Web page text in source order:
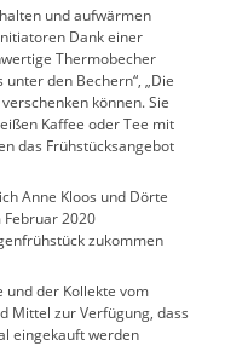
und aufwärmen
Dank einer
Thermobecher
den Bechern“, „Die
können. Sie
Kaffee oder Tee mit
das Frühstücksangebot
Anne Kloos und Dörte
Februar 2020
zukommen
und der Kollekte vom
Mittel zur Verfügung, dass
eingekauft werden